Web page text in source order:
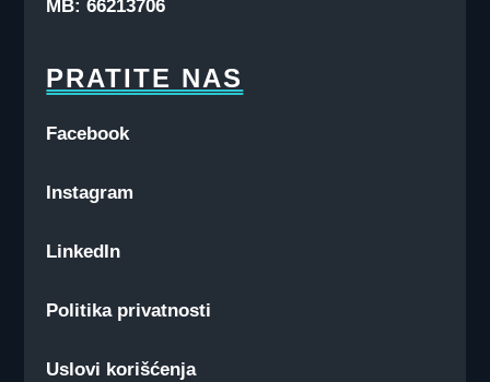
MB: 66213706
PRATITE NAS
Facebook
Instagram
LinkedIn
Politika privatnosti
Uslovi korišćenja